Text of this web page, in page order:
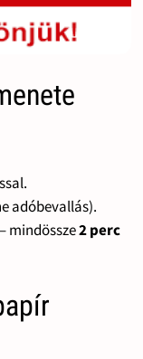
adóbevallás).
mindössze2 perc